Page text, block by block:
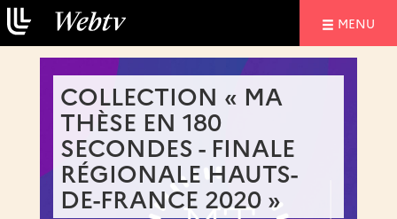
MENU
COLLECTION « MA
THÈSE EN 180
SECONDES - FINALE
RÉGIONALE HAUTS-
DE-FRANCE 2020 »